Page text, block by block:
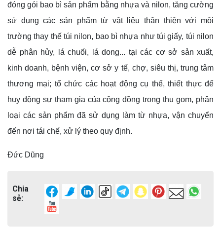
đóng gói bao bì sản phẩm bằng nhựa và nilon, tăng cường
sử dụng các sản phẩm từ vật liệu thân thiện với môi
trường thay thế túi nilon, bao bì nhựa như túi giấy, túi nilon
dễ phân hủy, lá chuối, lá dong... tại các cơ sở sản xuất,
kinh doanh, bệnh viện, cơ sở y tế, chợ, siêu thị, trung tâm
thương mại; tổ chức các hoạt động cụ thể, thiết thực để
huy động sự tham gia của cộng đồng trong thu gom, phân
loại các sản phẩm đã sử dụng làm từ nhựa, vận chuyển
đến nơi tái chế, xử lý theo quy định.
Đức Dũng
Chia
sẻ: